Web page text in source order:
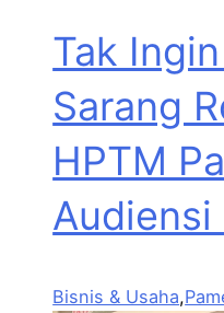
Tak
Sarang
HPTM
Audiensi
Bisnis & Usaha,